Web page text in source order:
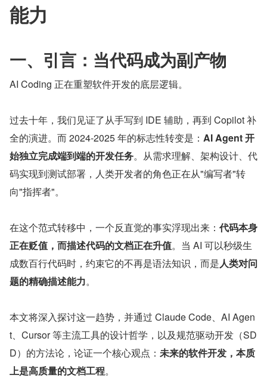
能力
一、引言：当代码成为副产物
AI Coding 正在重塑软件开发的底层逻辑。
过去十年，我们见证了从手写到 IDE 辅助，再到 Copilot 补
全的演进。而 2024-2025 年的标志性转变是： AI Agent 开
始独立完成端到端的开发任务。从需求理解、架构设计、代
码实现到测试部署，人类开发者的角色正在从"编写者"转
向"指挥者"。
在这个范式转移中，一个反直觉的事实浮现出来： 代码本身
正在贬值，而描述代码的文档正在升值。当 AI 可以秒级生
成数百行代码时，约束它的不再是语法知识，而是人类对问
题的精确描述能力。
本文将深入探讨这一趋势，并通过 Claude Code、AI Agen
t、Cursor 等主流工具的设计哲学，以及规范驱动开发（SD
D）的方法论，论证一个核心观点： 未来的软件开发，本质
上是高质量的文档工程。